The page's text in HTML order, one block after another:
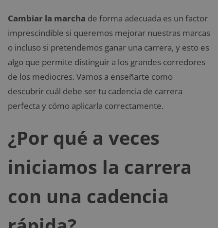
Cambiar la marcha de forma adecuada es un factor
imprescindible si queremos mejorar nuestras marcas
o incluso si pretendemos ganar una carrera, y esto es
algo que permite distinguir a los grandes corredores
de los mediocres. Vamos a enseñarte como
descubrir cuál debe ser tu cadencia de carrera
perfecta y cómo aplicarla correctamente.
¿Por qué a veces
iniciamos la carrera
con una cadencia